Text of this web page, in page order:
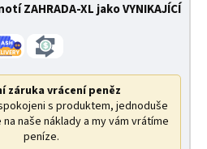
ZAHRADA-XL jako VYNIKAJÍCÍ
záruka vrácení peněz
s produktem, jednoduše
naše náklady a my vám vrátíme
peníze.